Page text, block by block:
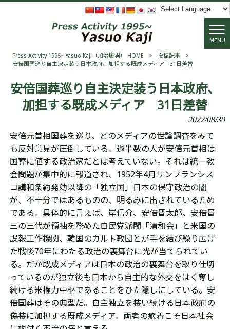
MENU
Press Activity 1995~ Yasuo Kaji（加治康男） HOME > 投稿記事
>
安倍国葬巡り自主決定装う日本政府、加担する既成メディア 31日差替
安倍国葬巡り自主決定装う日本政府、
加担する既成メディア 31日差替
2022/08/30
安倍元首相国葬を巡り、どのメディアの世論調査をみて
も反対意見が圧倒している。過半数の人が安倍元首相は
国葬に値する政治家だとは考えていない。それは統一教
会問題が集中的に報道され、1952年4月サンフランシス
コ講和条約発効以降の「独立国」日本の保守政治の闇
が、不十分ではあるものの、明るみに出されているため
である。具体的に言えば、 岸信介、安倍晋太郎、安倍晋
三の三代が領袖を務めた自民党派閥「清和会」と米国の
諜報工作機関、韓国のカルト教団とが手を結び繰り広げ
た戦後70年にわたる政治の裏舞台に光が当てられてい
る。だが既成メディアは日本の政治の裏舞台を取り仕切
っているのが独立後も日本から自主的な外交をはく奪し
続ける米権力中枢であることをひた隠しにしている。安
倍国葬はその典型だ。自主独立を装い続ける日本政府の
偽装に加担する既成メディア。両者の癒着こそ日本社会